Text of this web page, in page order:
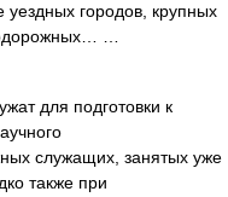
городов, крупных
…
для подготовки к
служащих, занятых уже
также при